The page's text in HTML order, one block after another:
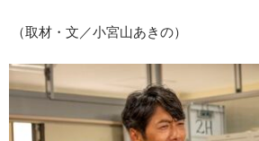
（取材・文／小宮山あきの）